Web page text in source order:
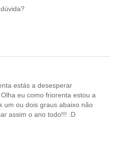
estás a desesperar
eu como friorenta estou a
um ou dois graus abaixo não
assim o ano todo!!! :D